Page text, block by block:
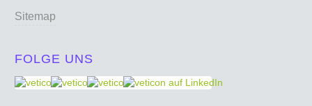
Sitemap
FOLGE UNS